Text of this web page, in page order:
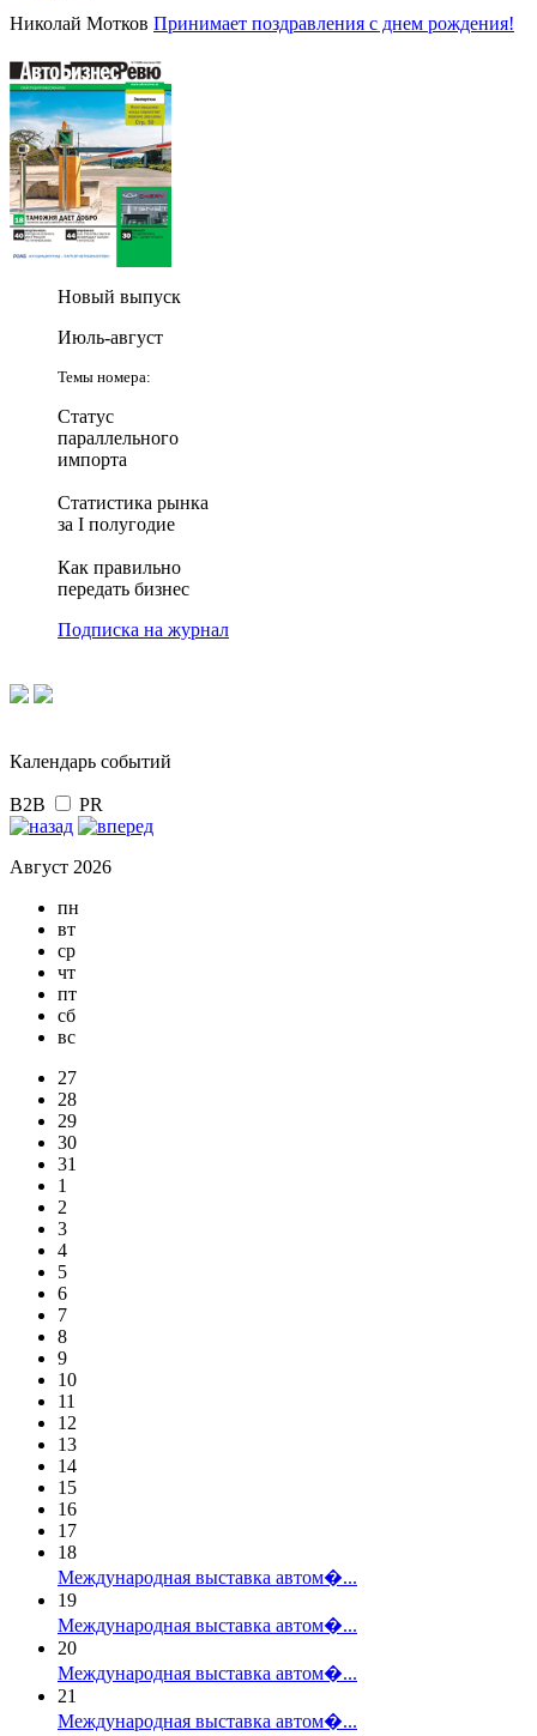
Николай Мотков Принимает поздравления с днем рождения!
Новый выпуск
Июль-август
Темы номера:
Статус
параллельного
импорта
Статистика рынка
за I полугодие
Как правильно
передать бизнес
Подписка на журнал
Календарь событий
B2B PR
Август 2026
пн
вт
ср
чт
пт
сб
вс
27
28
29
30
31
1
2
3
4
5
6
7
8
9
10
11
12
13
14
15
16
17
18
Международная выставка автом�...
19
Международная выставка автом�...
20
Международная выставка автом�...
21
Международная выставка автом�...